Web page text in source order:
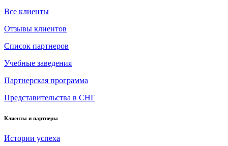
Все клиенты
Отзывы клиентов
Список партнеров
Учебные заведения
Партнерская программа
Представительства в СНГ
Клиенты и партнеры
Истории успеха